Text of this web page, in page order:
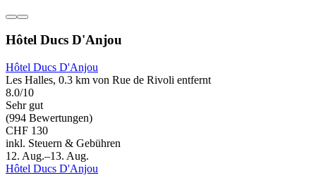
Hôtel Ducs D'Anjou
Hôtel Ducs D'Anjou
Les Halles, 0.3 km von Rue de Rivoli entfernt
8.0/10
Sehr gut
(994 Bewertungen)
CHF 130
inkl. Steuern & Gebühren
12. Aug.–13. Aug.
Hôtel Ducs D'Anjou